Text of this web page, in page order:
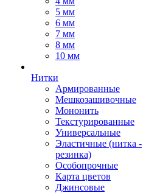
5 мм
6 мм
7 мм
8 мм
10 мм
Нитки
Армированные
Мешкозашивочные
Мононить
Текстурированные
Универсальные
Эластичные (нитка -
резинка)
Особопрочные
Карта цветов
Джинсовые